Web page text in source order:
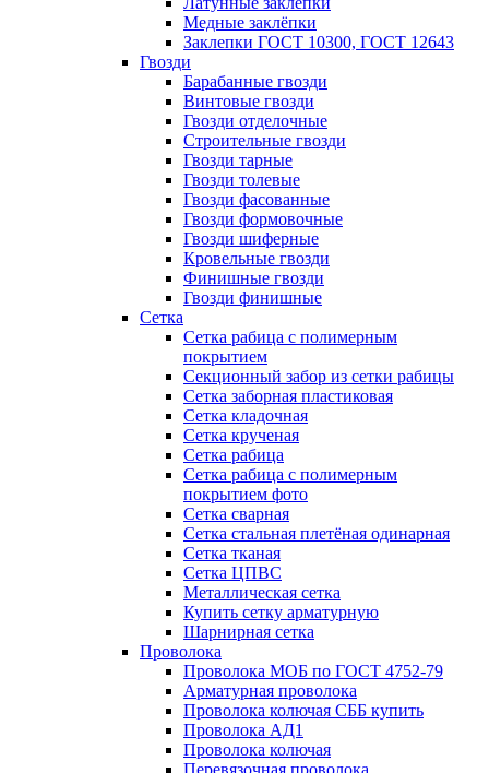
Медные заклёпки
Заклепки ГОСТ 10300, ГОСТ 12643
Гвозди
Барабанные гвозди
Винтовые гвозди
Гвозди отделочные
Строительные гвозди
Гвозди тарные
Гвозди толевые
Гвозди фасованные
Гвозди формовочные
Гвозди шиферные
Кровельные гвозди
Финишные гвозди
Гвозди финишные
Сетка
Сетка рабица с полимерным
покрытием
Секционный забор из сетки рабицы
Сетка заборная пластиковая
Сетка кладочная
Сетка крученая
Сетка рабица
Сетка рабица с полимерным
покрытием фото
Сетка сварная
Сетка стальная плетёная одинарная
Сетка тканая
Сетка ЦПВС
Металлическая сетка
Купить сетку арматурную
Шарнирная сетка
Проволока
Проволока МОБ по ГОСТ 4752-79
Арматурная проволока
Проволока колючая СББ купить
Проволока АД1
Проволока колючая
Перевязочная проволока